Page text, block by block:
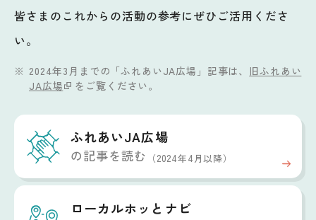
皆さまのこれからの活動の参考にぜひご活用くださ
い。
2024年3月までの「ふれあいJA広場」記事は、 旧ふれあい
JA広場
をご覧ください。
ふれあいJA広場
の記事を読む （2024年4月以降）
ローカルホッと ナビ